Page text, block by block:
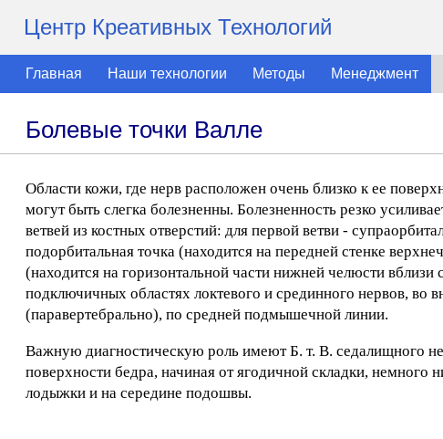
Центр Креативных Технологий
Главная Наши технологии Методы Менеджмент
Болевые точки Валле
Области кожи, где нерв расположен очень близко к ее
могут быть слегка болезненны. Болезненность резко
ветвей из костных отверстий: для первой ветви -
подорбитальная точка (находится на передней стенке
(находится на горизонтальной части нижней челюсти
подключичных областях локтевого и срединного нервов,
(паравертебрально), по средней подмышечной линии.
Важную диагностическую роль имеют Б. т. В. седалищного
поверхности бедра, начиная от ягодичной складки,
лодыжки и на середине подошвы.